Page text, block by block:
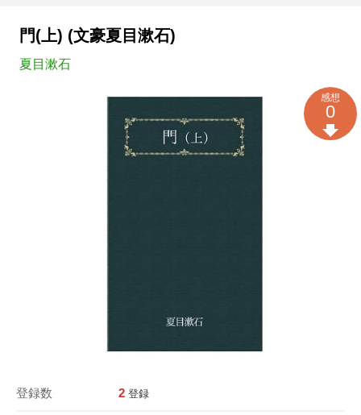
門(上) (文豪夏目漱石)
夏目漱石
登録数 2 登録
感想
0